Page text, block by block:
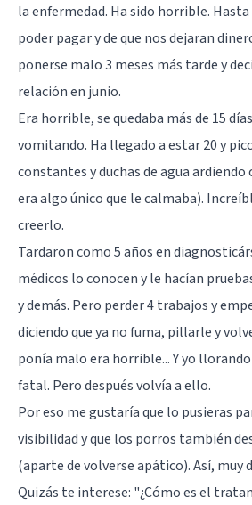
la enfermedad. Ha sido horrible. Hasta
poder pagar y de que nos dejaran
ponerse malo 3 meses más tarde y
relación en junio.
Era horrible, se quedaba más de 15
vomitando. Ha llegado a estar 20 y
constantes y duchas de agua ardiendo
era algo único que le calmaba).
creerlo.
Tardaron como 5 años en
médicos lo conocen y le hacían
y demás. Pero perder 4 trabajos y
diciendo que ya no fuma, pillarle y
ponía malo era horrible... Y yo
fatal. Pero después volvía a ello.
Por eso me gustaría que lo pusieras
visibilidad y que los porros también
(aparte de volverse apático). Así, muy
Quizás te interese: "¿Cómo es el